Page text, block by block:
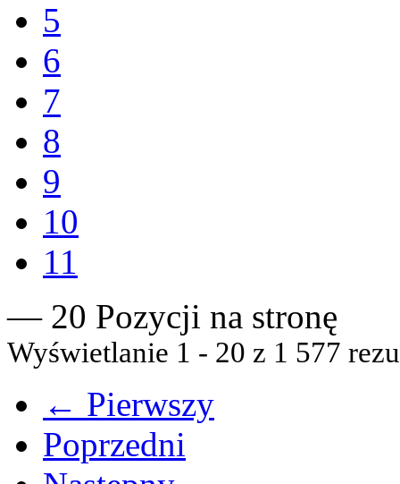
5
6
7
8
9
10
11
— 20 Pozycji na stronę
Wyświetlanie 1 - 20 z 1 577
← Pierwszy
Poprzedni